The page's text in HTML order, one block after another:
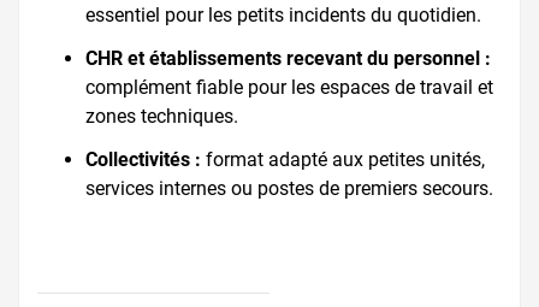
essentiel pour les petits incidents du quotidien.
CHR et établissements recevant du personnel :
complément fiable pour les espaces de travail et
zones techniques.
Collectivités : format adapté aux petites unités,
services internes ou postes de premiers secours.